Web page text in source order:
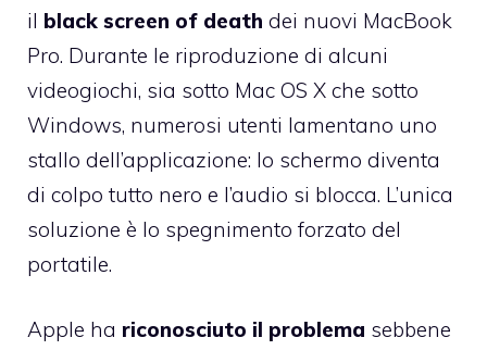
il black screen of death dei nuovi MacBook
Pro. Durante le riproduzione di alcuni
videogiochi, sia sotto Mac OS X che sotto
Windows, numerosi utenti lamentano uno
stallo dell’applicazione: lo schermo diventa
di colpo tutto nero e l’audio si blocca. L’unica
soluzione è lo spegnimento forzato del
portatile.
Apple ha riconosciuto il problema sebbene